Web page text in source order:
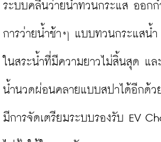
ระบบคลื่นว่ายน้ำทวนกระแส ออก
การว่ายน้ำช้าๆ แบบทวนกระแสน้ำ
ในสระน้ำที่มีความยาวไม่สิ้นสุด แล
น้ำนวดผ่อนคลายแบบสปาได้อีกด้ว
มีการจัดเตรียมระบบรองรับ EV